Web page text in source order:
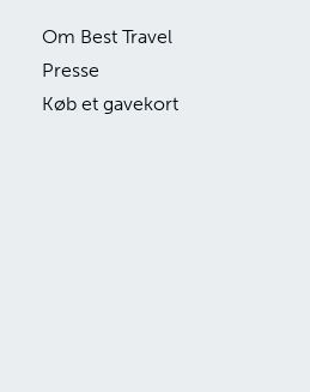
Om Best Travel
Presse
Køb et gavekort